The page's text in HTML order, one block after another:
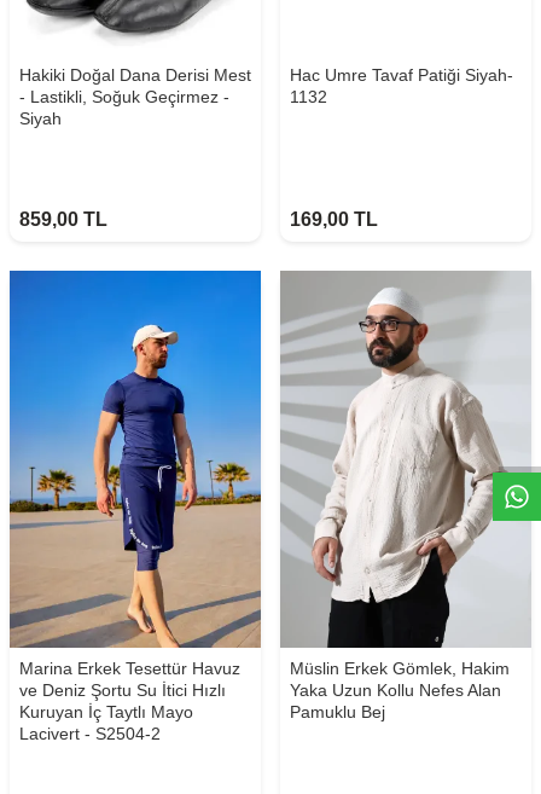
Hakiki Doğal Dana Derisi Mest
- Lastikli, Soğuk Geçirmez -
Siyah
859,00 TL
Hac Umre Tavaf Patiği Siyah-
1132
169,00 TL
Marina Erkek Tesettür Havuz
ve Deniz Şortu Su İtici Hızlı
Kuruyan İç Taytlı Mayo
Lacivert - S2504-2
Müslin Erkek Gömlek, Hakim
Yaka Uzun Kollu Nefes Alan
Pamuklu Bej